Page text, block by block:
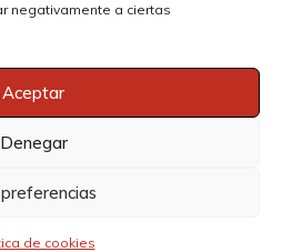
negativamente a ciertas
Aceptar
Denegar
de cookies
del Juez 51, 46900 Torrent,
© 2024. All rights reserved. Web
Mi Empresa Online